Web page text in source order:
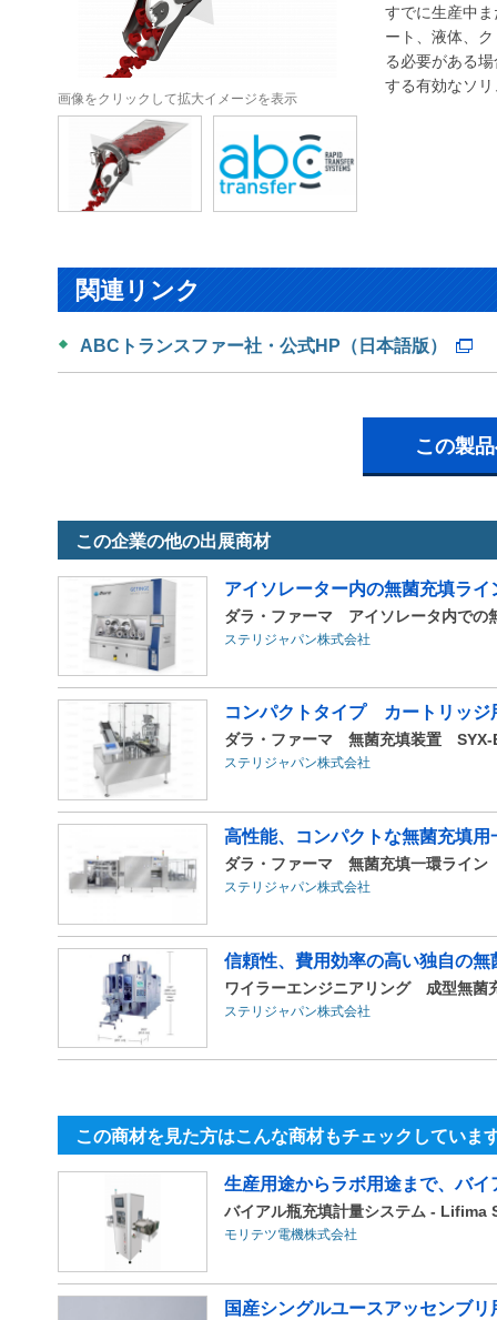
画像をクリックして拡大イメージを表示
すでに生産中
ート、液体、
る必要がある
する有効なソ
関連リンク
ABCトランスファー社・公式HP（日本語版）
この製
この企業の他の出展商材
アイソレーター内の無菌充填ラ
ダラ・ファーマ アイソレータ内で
ステリジャパン株式会社
コンパクトタイプ カートリッジ
ダラ・ファーマ 無菌充填装置 SYX-
ステリジャパン株式会社
高性能、コンパクトな無菌充填用
ダラ・ファーマ 無菌充填一環ライ
ステリジャパン株式会社
信頼性、費用効率の高い独自の無
ワイラーエンジニアリング 成型無
ステリジャパン株式会社
この商材を見た方はこんな商材もチェックしていま
生産用途からラボ用途まで、バ
バイアル瓶充填計量システム - Lifima
モリテツ電機株式会社
国産シングルユースアッセンブ